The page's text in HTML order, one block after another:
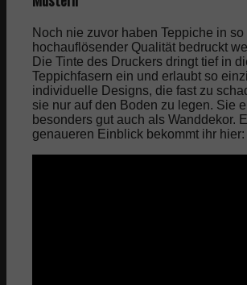
Noch nie zuvor haben Teppiche in so
hochauflösender Qualität bedruckt
Die Tinte des Druckers dringt tief in
Teppichfasern ein und erlaubt so
individuelle Designs, die fast zu
sie nur auf den Boden zu legen. Sie
besonders gut auch als Wanddekor.
genaueren Einblick bekommt ihr hier: